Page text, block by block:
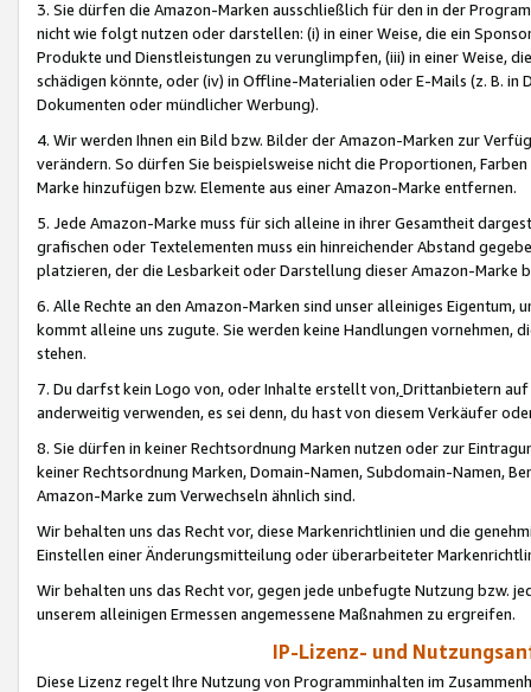
3. Sie dürfen die Amazon-Marken ausschließlich für den in der
nicht wie folgt nutzen oder darstellen: (i) in einer Weise, die ein
Produkte und Dienstleistungen zu verunglimpfen, (iii) in einer Weise,
schädigen könnte, oder (iv) in Offline-Materialien oder E-Mails (z. B. in
Dokumenten oder mündlicher Werbung).
4. Wir werden Ihnen ein Bild bzw. Bilder der Amazon-Marken zur
verändern. So dürfen Sie beispielsweise nicht die Proportionen,
Marke hinzufügen bzw. Elemente aus einer Amazon-Marke entfernen.
5. Jede Amazon-Marke muss für sich alleine in ihrer Gesamtheit
grafischen oder Textelementen muss ein hinreichender Abstand
platzieren, der die Lesbarkeit oder Darstellung dieser Amazon-Marke
6. Alle Rechte an den Amazon-Marken sind unser alleiniges
kommt alleine uns zugute. Sie werden keine Handlungen vornehmen,
stehen.
7. Du darfst kein Logo von, oder Inhalte erstellt von,Drittanbietern auf
anderweitig verwenden, es sei denn, du hast von diesem Verkäufer
8. Sie dürfen in keiner Rechtsordnung Marken nutzen oder zur
keiner Rechtsordnung Marken, Domain-Namen, Subdomain-Namen,
Amazon-Marke zum Verwechseln ähnlich sind.
Wir behalten uns das Recht vor, diese Markenrichtlinien und die
Einstellen einer Änderungsmitteilung oder überarbeiteter
Wir behalten uns das Recht vor, gegen jede unbefugte Nutzung bzw.
unserem alleinigen Ermessen angemessene Maßnahmen zu ergreifen.
IP-Lizenz- und
Diese Lizenz regelt Ihre Nutzung von Programminhalten im